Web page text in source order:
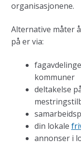
organisasjonene.
Alternative måter
på er via:
kommuner
deltakelse
din lokale
annonser i